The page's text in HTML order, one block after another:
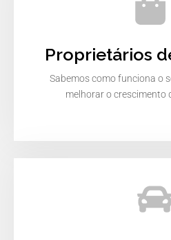
Proprietários
Sabemos como funciona o
melhorar o crescimento